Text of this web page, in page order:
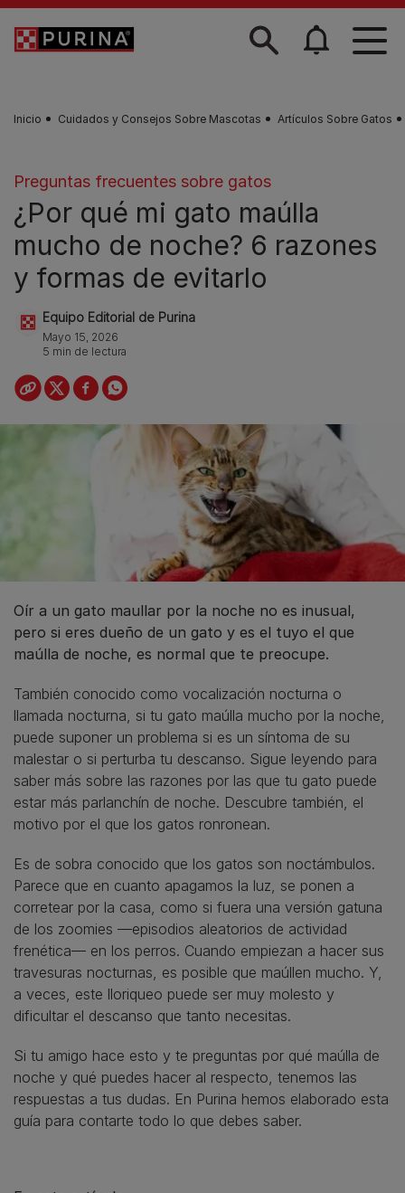
Skip to main content
Inicio Cuidados y Consejos Sobre Mascotas Artículos Sobre Gatos
Preguntas frecuentes sobre gatos
¿Por qué mi gato maúlla
mucho de noche? 6 razones
y formas de evitarlo
Equipo Editorial de Purina
Mayo 15, 2026
5 min de lectura
Oír a un gato maullar por la noche no es inusual,
pero si eres dueño de un gato y es el tuyo el que
maúlla de noche, es normal que te preocupe.
También conocido como vocalización nocturna o
llamada nocturna, si tu gato maúlla mucho por la noche,
puede suponer un problema si es un síntoma de su
malestar o si perturba tu descanso. Sigue leyendo para
saber más sobre las razones por las que tu gato puede
estar más parlanchín de noche. Descubre también, el
motivo por el que los gatos ronronean.
Es de sobra conocido que los gatos son noctámbulos.
Parece que en cuanto apagamos la luz, se ponen a
corretear por la casa, como si fuera una versión gatuna
de los zoomies —episodios aleatorios de actividad
frenética— en los perros. Cuando empiezan a hacer sus
travesuras nocturnas, es posible que maúllen mucho. Y,
a veces, este lloriqueo puede ser muy molesto y
dificultar el descanso que tanto necesitas.
Si tu amigo hace esto y te preguntas por qué maúlla de
noche y qué puedes hacer al respecto, tenemos las
respuestas a tus dudas. En Purina hemos elaborado esta
guía para contarte todo lo que debes saber.